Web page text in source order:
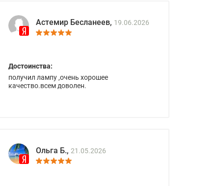
Астемир Бесланеев, 19.06.2026
Достоинства:
получил лампу ,очень хорошее
качество.всем доволен.
Ольга Б., 21.05.2026